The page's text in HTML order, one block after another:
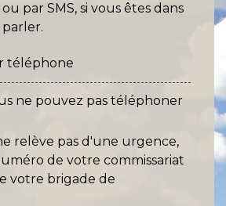
par SMS, si vous êtes dans
parler.
téléphone
ne pouvez pas téléphoner
relève pas d'une urgence,
de votre commissariat
votre brigade de